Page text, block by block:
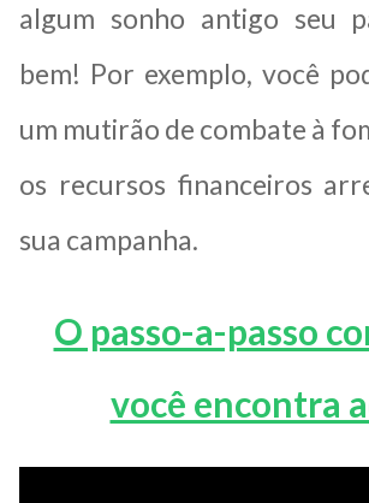
algum sonho antigo seu
bem! Por exemplo, você
um mutirão de combate à
os recursos financeiros
sua campanha.
O passo-a-passo
você encontra